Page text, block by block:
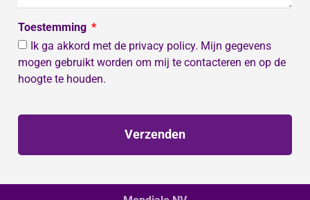
Toestemming
Ik ga akkord met de privacy policy. Mijn gegevens
mogen gebruikt worden om mij te contacteren en op de
hoogte te houden.
Verzenden